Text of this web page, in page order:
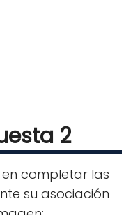
2
completar las
su asociación